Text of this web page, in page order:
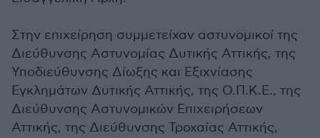
Στην επιχείρηση συμμετείχαν αστυνομικοί της
Διεύθυνσης Αστυνομίας Δυτικής Αττικής, της
Υποδιεύθυνσης Δίωξης και Εξιχνίασης
Εγκλημάτων Δυτικής Αττικής, της Ο.Π.Κ.Ε., της
Διεύθυνσης Αστυνομικών Επιχειρήσεων
Αττικής, της Διεύθυνσης Τροχαίας Αττικής,